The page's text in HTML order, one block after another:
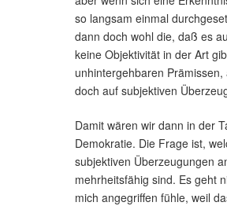
so langsam einmal
dann doch wohl die, daß es
keine Objektivität in der Art
unhintergehbaren
doch auf subjektiven
Damit wären wir dann in der
Demokratie. Die Frage ist,
subjektiven Überzeugungen
mehrheitsfähig sind. Es geht
mich angegriffen fühle, weil